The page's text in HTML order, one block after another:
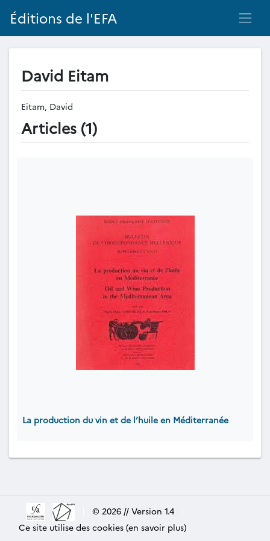
Éditions de l'EFA
David Eitam
Eitam, David
Articles (1)
La production du vin et de l’huile en Méditerranée
© 2026 // Version 1.4
Ce site utilise des cookies (en savoir plus)